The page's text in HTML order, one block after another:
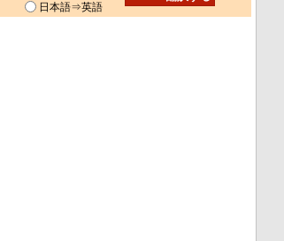
日本語⇒英語